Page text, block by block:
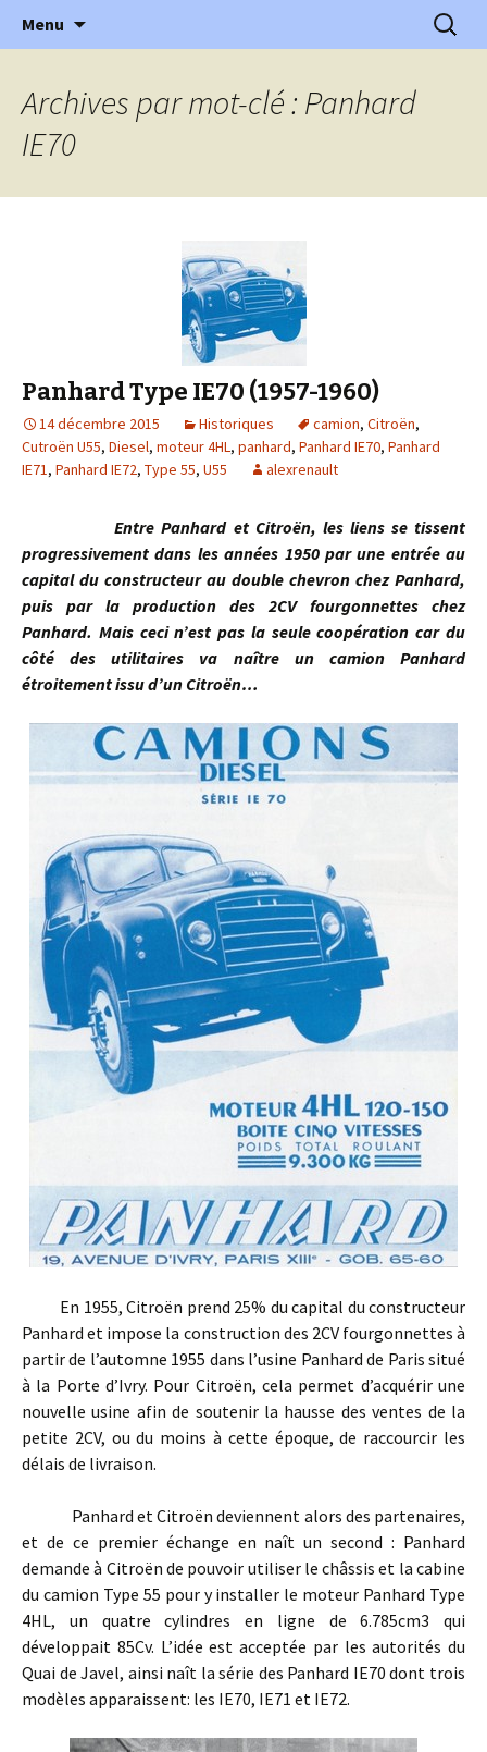
l'Automobile Ancienne
l'automobile ancienne : articles, historiques
…
Menu
Archives par mot-clé : Panhard
IE70
Panhard Type IE70 (1957-1960)
14 décembre 2015 Historiques camion, Citroën,
Cutroën U55, Diesel, moteur 4HL, panhard, Panhard IE70, Panhard
IE71, Panhard IE72, Type 55, U55 alexrenault
Entre Panhard et Citroën, les liens se tissent
progressivement dans les années 1950 par une entrée au
capital du constructeur au double chevron chez Panhard,
puis par la production des 2CV fourgonnettes chez
Panhard. Mais ceci n’est pas la seule coopération car du
côté des utilitaires va naître un camion Panhard
étroitement issu d’un Citroën…
En 1955, Citroën prend 25% du capital du constructeur
Panhard et impose la construction des 2CV fourgonnettes à
partir de l’automne 1955 dans l’usine Panhard de Paris situé
à la Porte d’Ivry. Pour Citroën, cela permet d’acquérir une
nouvelle usine afin de soutenir la hausse des ventes de la
petite 2CV, ou du moins à cette époque, de raccourcir les
délais de livraison.
Panhard et Citroën deviennent alors des partenaires,
et de ce premier échange en naît un second : Panhard
demande à Citroën de pouvoir utiliser le châssis et la cabine
du camion Type 55 pour y installer le moteur Panhard Type
4HL, un quatre cylindres en ligne de 6.785cm3 qui
développait 85Cv. L’idée est acceptée par les autorités du
Quai de Javel, ainsi naît la série des Panhard IE70 dont trois
modèles apparaissent: les IE70, IE71 et IE72.